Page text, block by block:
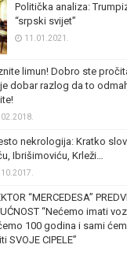
Politička analiza:
“srpski svijet”
11.01.2021.
limun! Dobro ste
dobar razlog da to
nekrologija: Kratko
Ibrišimoviću, Krleži…
“MERCEDESA”
“Nećemo imati
100 godina i sami
SVOJE CIPELE”